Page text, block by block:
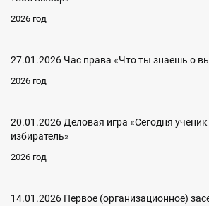
2026 год
27.01.2026 Час права «Что ты знаешь о
2026 год
20.01.2026 Деловая игра «Сегодня
избиратель»
2026 год
14.01.2026 Первое (организационное)